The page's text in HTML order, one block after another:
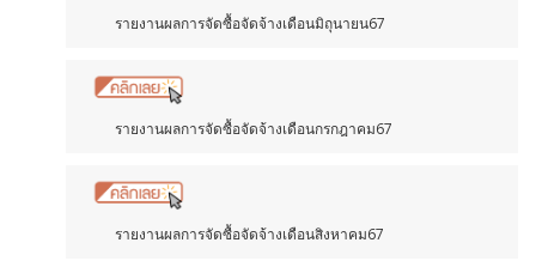
รายงานผลการจัดซื้อจัดจ้างเดือนมิถุนายน67
รายงานผลการจัดซื้อจัดจ้างเดือนกรกฎาคม67
รายงานผลการจัดซื้อจัดจ้างเดือนสิงหาคม67